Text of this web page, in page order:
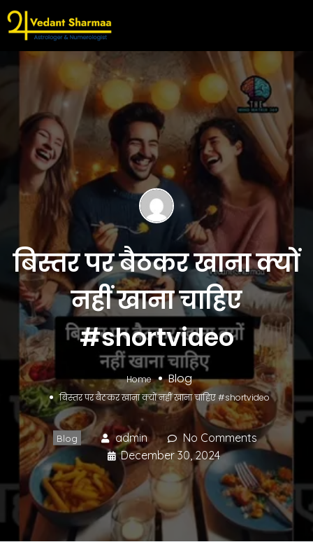
बिस्तर पर बैठकर खाना क्यों
नहीं खाना चाहिए
#shortvideo
Home Blog
बिस्तर पर बैठकर खाना क्यों नहीं खाना चाहिए #shortvideo
Blog admin
No Comments
December 30, 2024